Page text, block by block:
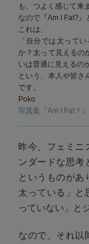
も、つよく感じて来
なので『Am I Fat?』
これは、
「自分では太って
か？太って見えるの
いは普通に見えるの
という、本人や皆さ
です。
Poko
写真集『Am I Fat？』
昨今、フェミニ
ンダードな思考
というものがあ
太っている」と
っていない」と
なので、それ以